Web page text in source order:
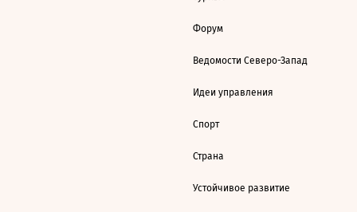
Форум
Ведомости Северо-Запад
Идеи управления
Спорт
Страна
Устойчивое развитие